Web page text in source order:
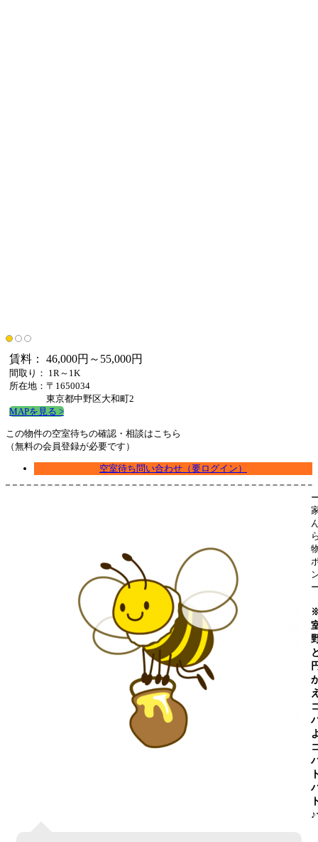
賃料： 46,000円～55,000円
間取り： 1R～1K
所在地：〒1650034
東京都中野区大和町2
MAPを見る >
この物件の空室待ちの確認・相談はこちら
（無料の会員登録が必要です）
空室待ち問い合わせ（要ログイン）